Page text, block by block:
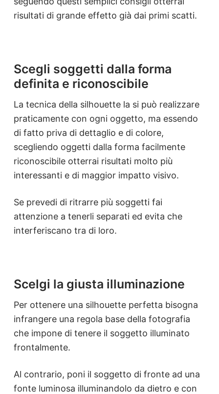
risultati di grande effetto già dai primi scatti.
Scegli soggetti dalla forma
definita e riconoscibile
La tecnica della silhouette la si può realizzare
praticamente con ogni oggetto, ma essendo
di fatto priva di dettaglio e di colore,
scegliendo oggetti dalla forma facilmente
riconoscibile otterrai risultati molto più
interessanti e di maggior impatto visivo.
Se prevedi di ritrarre più soggetti fai
attenzione a tenerli separati ed evita che
interferiscano tra di loro.
Scelgi la giusta illuminazione
Per ottenere una silhouette perfetta bisogna
infrangere una regola base della fotografia
che impone di tenere il soggetto illuminato
frontalmente.
Al contrario, poni il soggetto di fronte ad una
fonte luminosa illuminandolo da dietro e con